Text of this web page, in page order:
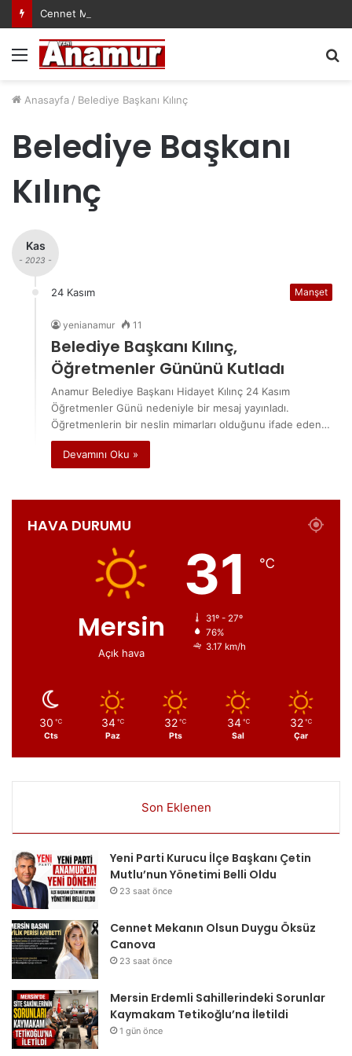
Cennet Mekanın Olsun Duygu Öksüz Canova
Menü
Anasayfa / Belediye Başkanı Kılınç
Belediye Başkanı
Kılınç
Kas
- 2023 -
24 Kasım Manşet
yenianamur 11
Belediye Başkanı Kılınç,
Öğretmenler Gününü Kutladı
Anamur Belediye Başkanı Hidayet Kılınç 24 Kasım
Öğretmenler Günü nedeniyle bir mesaj yayınladı.
Öğretmenlerin bir neslin mimarları olduğunu ifade eden…
Devamını Oku »
HAVA DURUMU
Mersin
Açık hava
31 ℃
31º - 27º
76%
3.17 km/h
30 ℃
Cts
34 ℃
Paz
32 ℃
Pts
34 ℃
Sal
32 ℃
Çar
Son Eklenen
Yeni Parti Kurucu İlçe Başkanı Çetin
Mutlu’nun Yönetimi Belli Oldu
23 saat önce
Cennet Mekanın Olsun Duygu Öksüz
Canova
23 saat önce
Mersin Erdemli Sahillerindeki Sorunlar
Kaymakam Tetikoğlu’na İletildi
1 gün önce